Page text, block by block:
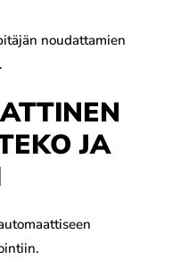
noudattamien
JA